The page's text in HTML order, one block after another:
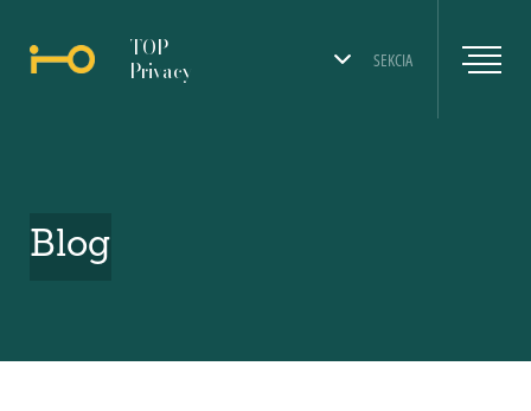
SEKCIA
TOP
Privacy
Blog